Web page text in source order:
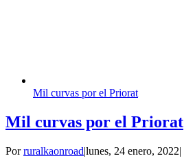
Mil curvas por el Priorat
Mil curvas por el Priorat
Porruralkaonroad|lunes, 24 enero, 2022|